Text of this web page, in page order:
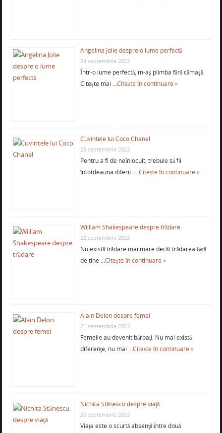
Angelina Jolie despre o lume perfectă
24 septembrie 2023
Într-o lume perfectă, m-aş plimba fără cămaşă.
Citește mai …Citește în continuare »
Cuvintele lui Coco Chanel
23 septembrie 2023
Pentru a fi de neînlocuit, trebuie să fii
întotdeauna diferit. …Citește în continuare »
William Shakespeare despre trădare
22 septembrie 2023
Nu există trădare mai mare decât trădarea față
de tine …Citește în continuare »
Alain Delon despre femei
21 septembrie 2023
Femeile au devenit bărbaţi. Nu mai există
diferenţe, nu mai …Citește în continuare »
Nichita Stănescu despre viaţă
20 septembrie 2023
Viaţa este o scurtă absenţă între două